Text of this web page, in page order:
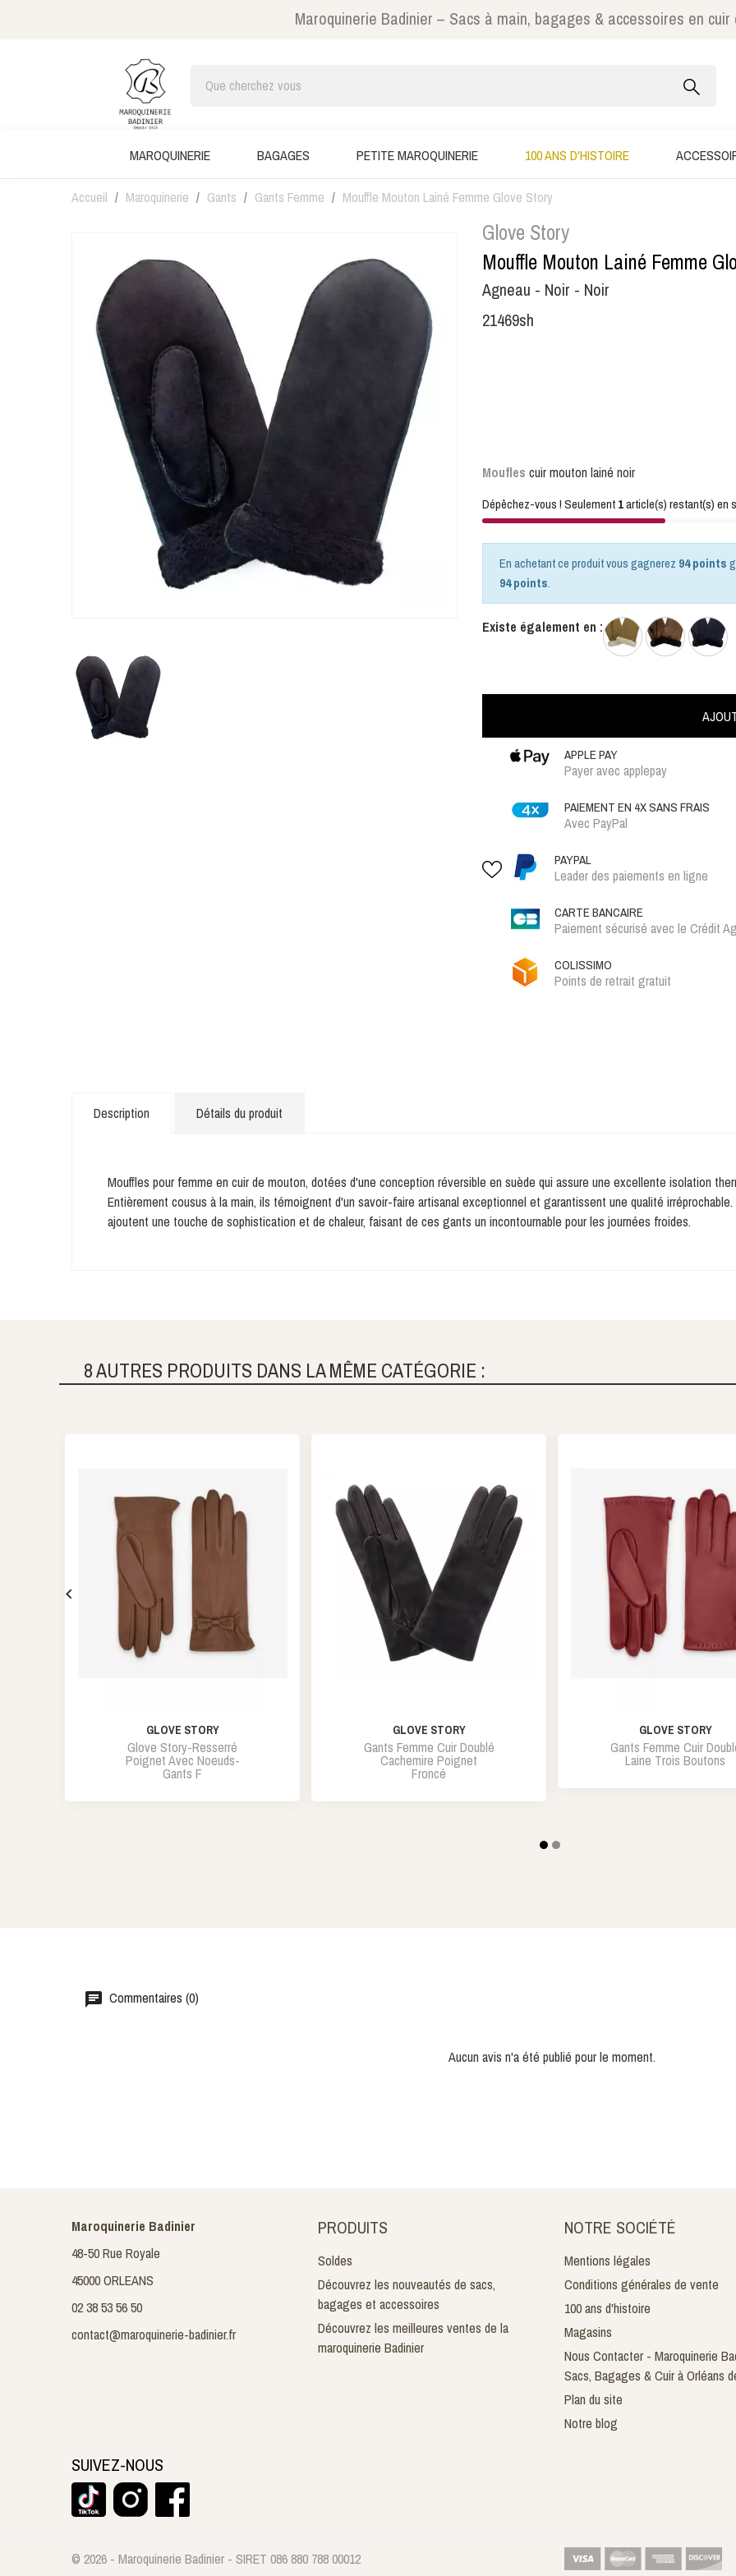
Maroquinerie Badinier – Sacs à main, bagages & accessoires en cuir
MAROQUINERIE BAGAGES PETITE MAROQUINERIE 100 ANS D'HISTOIRE
Accueil Maroquinerie Gants Gants Femme Mouffle Mouton Lainé Femme Glove Story
Glove Story
Mouffle Mouton Lainé Femme
Agneau - Noir - Noir
21469sh
Moufles cuir mouton lainé noir
Dépêchez-vous ! Seulement1article(s) restant(s) en
En achetant ce produit vous gagnerez 94 points
94 points.
Existe également en :
APPLE PAY
Payer avec applepay
PAIEMENT EN 4X SANS FRAIS
Avec PayPal
PAYPAL
Leader des paiements en ligne
CARTE BANCAIRE
Paiement sécurisé avec le Crédit
COLISSIMO
Points de retrait gratuit
Description Détails du produit
Mouffles pour femme en cuir de mouton, dotées d'une conception réversible en suède qui assure une excellente isolation
Entièrement cousus à la main, ils témoignent d'un savoir-faire artisanal exceptionnel et garantissent une qualité
ajoutent une touche de sophistication et de chaleur, faisant de ces gants un incontournable pour les journées froides.
8 AUTRES PRODUITS DANS LA MÊME CATÉGORIE :
GLOVE STORY
Glove Story-Resserré
Poignet Avec Noeuds-
Gants F
GLOVE STORY
Gants Femme Cuir Doublé
Cachemire Poignet
Froncé
GLOVE STORY
Gants Femme Cuir
Laine Trois Boutons

Commentaires (0)
Aucun avis n'a été publié pour le moment.
Maroquinerie Badinier
48-50 Rue Royale
45000 ORLEANS
02 38 53 56 50
contact@maroquinerie-badinier.fr
PRODUITS
Soldes
Découvrez les nouveautés de sacs,
bagages et accessoires
Découvrez les meilleures ventes de la
maroquinerie Badinier
NOTRE SOCIÉTÉ
Mentions légales
Conditions générales de vente
100 ans d'histoire
Magasins
Nous Contacter - Maroquinerie
Sacs, Bagages & Cuir à Orléans
Plan du site
Notre blog
SUIVEZ-NOUS
© 2026 - Maroquinerie Badinier - SIRET 086 880 788 00012